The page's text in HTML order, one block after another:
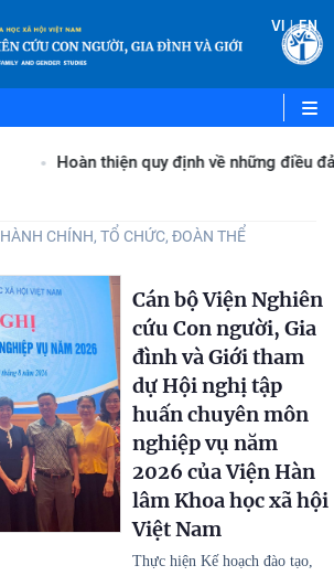
VI |EN
Hoàn thiện quy định về những điều
HÀNH CHÍNH, TỔ CHỨC, ĐOÀN THỂ
Cán bộ Viện Nghiên
cứu Con người, Gia
đình và Giới tham
dự Hội nghị tập
huấn chuyên môn
nghiệp vụ năm
2026 của Viện Hàn
lâm Khoa học xã hội
Việt Nam
Thực hiện Kế hoạch đào tạo,